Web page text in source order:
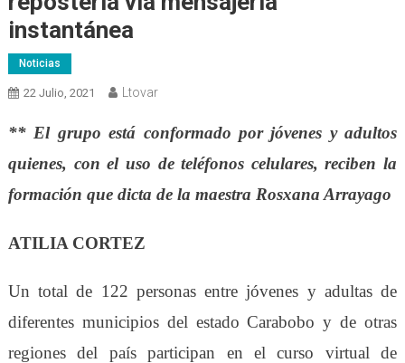
instantánea
Noticias
22 Julio, 2021 Ltovar
** El grupo está conformado por jóvenes y adultos
quienes, con el uso de teléfonos celulares, reciben la
formación que dicta de la maestra Rosxana Arrayago
ATILIA CORTEZ
Un total de 122 personas entre jóvenes y adultas de
diferentes municipios del estado Carabobo y de otras
regiones del país participan en elcurso virtual de